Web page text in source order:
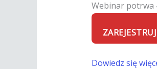
Webinar potrwa
Dowiedz się